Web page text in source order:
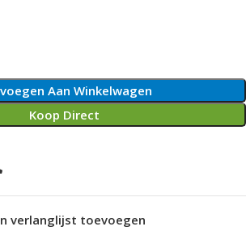
Aan Winkelwagen
Koop Direct
verlanglijst toevoegen